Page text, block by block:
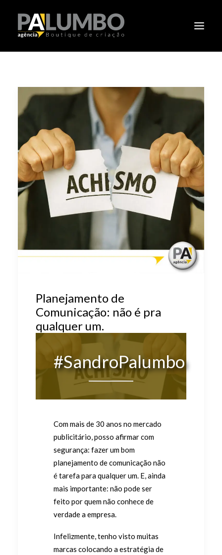
PORTIFÓLIO
CLIENTES
CLÁSSICOS
NOTÍCIAS
CONTATO
Planejamento de
Comunicação: não é pra
qualquer um.
#SandroPalumbo
Com mais de 30 anos no mercado
publicitário, posso afirmar com
segurança: fazer um bom
planejamento de comunicação não
é tarefa para qualquer um. E, ainda
mais importante: não pode ser
feito por quem não conhece de
verdade a empresa.
Infelizmente, tenho visto muitas
marcas colocando a estratégia de